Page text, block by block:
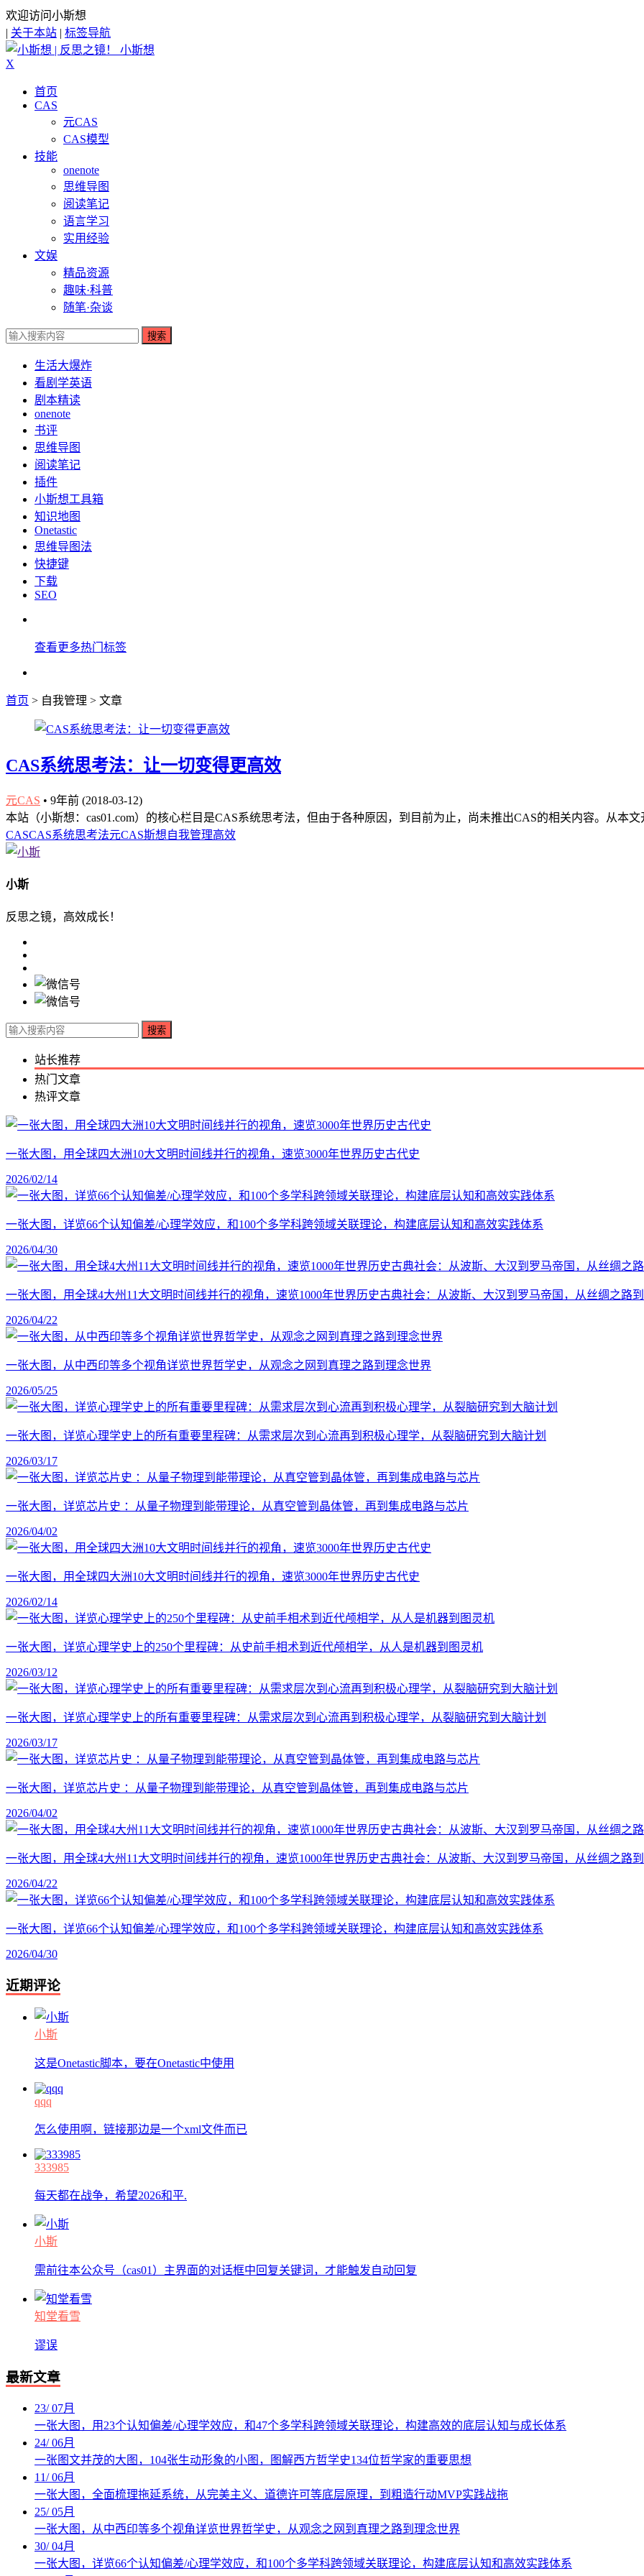
欢迎访问小斯想
| 关于本站 | 标签导航
小斯想
X
首页
CAS
元CAS
CAS模型
技能
onenote
思维导图
阅读笔记
语言学习
实用经验
文娱
精品资源
趣味·科普
随笔·杂谈
搜索
生活大爆炸
看剧学英语
剧本精读
onenote
书评
思维导图
阅读笔记
插件
小斯想工具箱
知识地图
Onetastic
思维导图法
快捷键
下载
SEO
查看更多热门标签
首页 > 自我管理 > 文章
CAS系统思考法：让一切变得更高效
元CAS • 9年前 (2018-03-12)
本站（小斯想：cas01.com）的核心栏目是CAS系统思考法，但由于各种原因，到目前为止，尚未推出CAS的相关内容。从本
CASCAS系统思考法元CAS斯想自我管理高效
小斯
反思之镜，高效成长！
搜索
站长推荐
热门文章
热评文章
一张大图，用全球四大洲10大文明时间线并行的视角，速览3000年世界历史古代史
2026/02/14
一张大图，详览66个认知偏差/心理学效应，和100个多学科跨领域关联理论，构建底层认知和高效实践体系
2026/04/30
一张大图，用全球4大州11大文明时间线并行的视角，速览1000年世界历史古典社会：从波斯、大汉到罗马帝国，从丝绸之路
2026/04/22
一张大图，从中西印等多个视角详览世界哲学史，从观念之网到真理之路到理念世界
2026/05/25
一张大图，详览心理学史上的所有重要里程碑：从需求层次到心流再到积极心理学，从裂脑研究到大脑计划
2026/03/17
一张大图，详览芯片史 ：从量子物理到能带理论，从真空管到晶体管，再到集成电路与芯片
2026/04/02
一张大图，用全球四大洲10大文明时间线并行的视角，速览3000年世界历史古代史
2026/02/14
一张大图，详览心理学史上的250个里程碑：从史前手相术到近代颅相学，从人是机器到图灵机
2026/03/12
一张大图，详览心理学史上的所有重要里程碑：从需求层次到心流再到积极心理学，从裂脑研究到大脑计划
2026/03/17
一张大图，详览芯片史 ：从量子物理到能带理论，从真空管到晶体管，再到集成电路与芯片
2026/04/02
一张大图，用全球4大州11大文明时间线并行的视角，速览1000年世界历史古典社会：从波斯、大汉到罗马帝国，从丝绸之路
2026/04/22
一张大图，详览66个认知偏差/心理学效应，和100个多学科跨领域关联理论，构建底层认知和高效实践体系
2026/04/30
近期评论
小斯
这是Onetastic脚本，要在Onetastic中使用
qqq
怎么使用啊，链接那边是一个xml文件而已
333985
每天都在战争，希望2026和平.
小斯
需前往本公众号（cas01）主界面的对话框中回复关键词，才能触发自动回复
知堂看雪
谬误
最新文章
23/07月
一张大图，用23个认知偏差/心理学效应，和47个多学科跨领域关联理论，构建高效的底层认知与成长体系
24/06月
一张图文并茂的大图，104张生动形象的小图，图解西方哲学史134位哲学家的重要思想
11/06月
一张大图，全面梳理拖延系统，从完美主义、道德许可等底层原理，到粗造行动MVP实践战拖
25/05月
一张大图，从中西印等多个视角详览世界哲学史，从观念之网到真理之路到理念世界
30/04月
一张大图，详览66个认知偏差/心理学效应，和100个多学科跨领域关联理论，构建底层认知和高效实践体系